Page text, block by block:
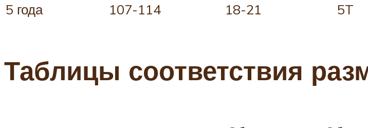
5 года
107-114 18-21 5T
Таблицы соответствия